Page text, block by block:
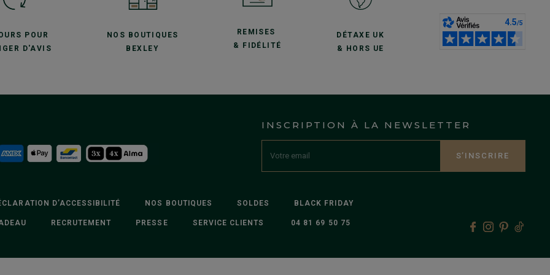
POUR
D'AVIS
NOS BOUTIQUES
BEXLEY
REMISES
& FIDÉLITÉ
DÉTAXE UK
& HORS UE
INSCRIPTION À LA NEWSLETTER
S’INSCRIRE
D’ACCESSIBILITÉ NOS BOUTIQUES SOLDES BLACK FRIDAY
RECRUTEMENT PRESSE SERVICE CLIENTS 04 81 69 50 75